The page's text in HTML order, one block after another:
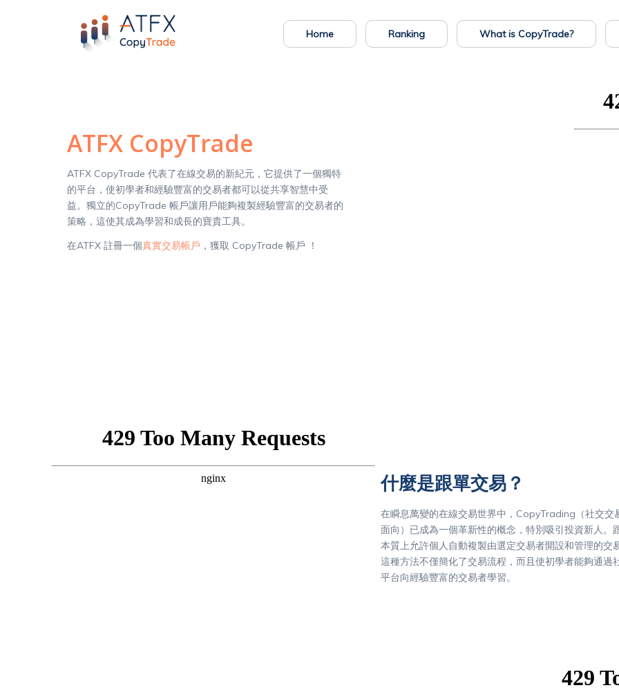
Home Ranking What is CopyTrade?
ATFX CopyTrade
ATFX CopyTrade 代表了在線交易的新紀元，它提供了一個獨特
的平台，使初學者和經驗豐富的交易者都可以從共享智慧中受
益。獨立的CopyTrade 帳戶讓用戶能夠複製經驗豐富的交易者的
策略，這使其成為學習和成長的寶貴工具。
在ATFX 註冊一個真實交易帳戶 ，獲取 CopyTrade 帳戶 ！
什麼是跟單交易？
在瞬息萬變的在線交易世界中，CopyTrading（社交交
面向）已成為一個革新性的概念，特別吸引投資新人。
本質上允許個人自動複製由選定交易者開設和管理的交
這種方法不僅簡化了交易流程，而且使初學者能夠通過
平台向經驗豐富的交易者學習。